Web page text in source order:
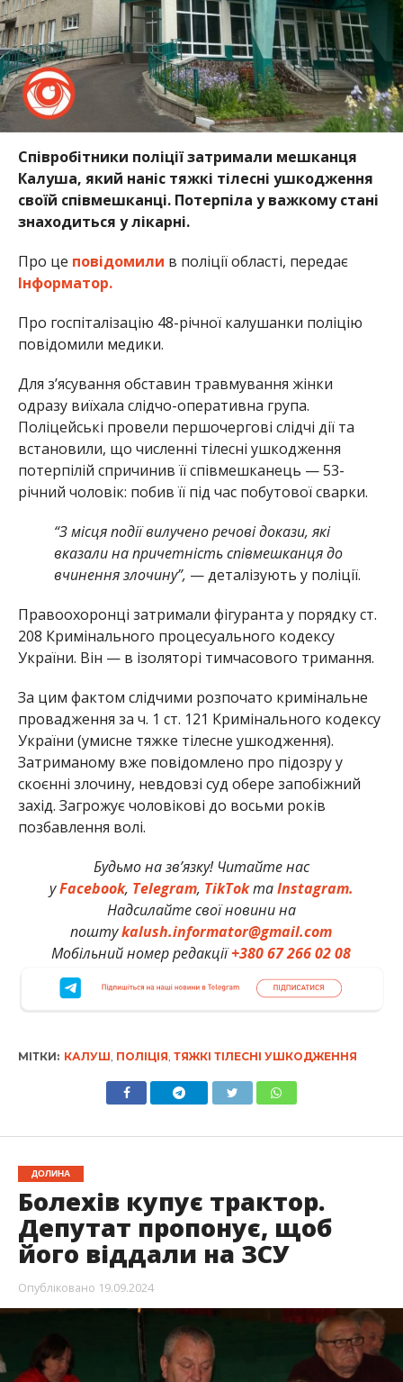
Співробітники поліції затримали мешканця
Калуша, який наніс тяжкі тілесні ушкодження
своїй співмешканці. Потерпіла у важкому стані
знаходиться у лікарні.
Про це повідомили в поліції області, передає
Інформатор.
Про госпіталізацію 48-річної калушанки поліцію
повідомили медики.
Для з’ясування обставин травмування жінки
одразу виїхала слідчо-оперативна група.
Поліцейські провели першочергові слідчі дії та
встановили, що численні тілесні ушкодження
потерпілій спричинив її співмешканець — 53-
річний чоловік: побив її під час побутової сварки.
“З місця події вилучено речові докази, які
вказали на причетність співмешканця до
вчинення злочину”, — деталізують у поліції.
Правоохоронці затримали фігуранта у порядку ст.
208 Кримінального процесуального кодексу
України. Він — в ізоляторі тимчасового тримання.
За цим фактом слідчими розпочато кримінальне
провадження за ч. 1 ст. 121 Кримінального кодексу
України (умисне тяжке тілесне ушкодження).
Затриманому вже повідомлено про підозру у
скоєнні злочину, невдовзі суд обере запобіжний
захід. Загрожує чоловікові до восьми років
позбавлення волі.
Будьмо на зв’язку! Читайте нас
уFacebook, Telegram, TikTokтаInstagram.
Надсилайте свої новини на
поштуkalush.informator@gmail.com
Мобільний номер редакції+380 67 266 02 08
МІТКИ: КАЛУШ, ПОЛІЦІЯ, ТЯЖКІ ТІЛЕСНІ УШКОДЖЕННЯ
ДОЛИНА
Болехів купує трактор.
Депутат пропонує, щоб
його віддали на ЗСУ
Опубліковано 19.09.2024